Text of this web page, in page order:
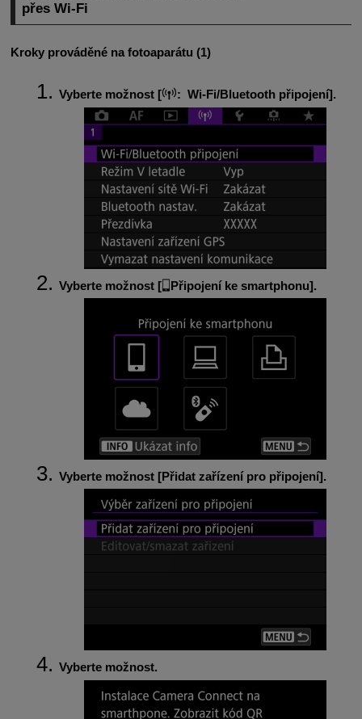
přesWi-Fi
Kroky prováděné na fotoaparátu (1)
Vyberte možnost [ : Wi-Fi/Bluetooth připojení].
Vyberte možnost [ Připojení ke smartphonu].
Vyberte možnost [Přidat zařízení pro připojení].
Vyberte možnost.